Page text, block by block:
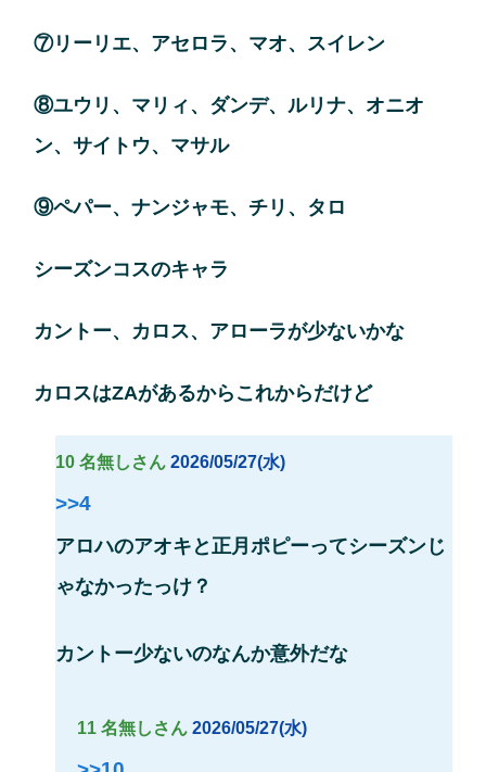
⑦リーリエ、アセロラ、マオ、スイレン
⑧ユウリ、マリィ、ダンデ、ルリナ、オニオ
ン、サイトウ、マサル
⑨ペパー、ナンジャモ、チリ、タロ
シーズンコスのキャラ
カントー、カロス、アローラが少ないかな
カロスはZAがあるからこれからだけど
10 名無しさん 2026/05/27(水)
>>4
アロハのアオキと正月ポピーってシーズンじ
ゃなかったっけ？
カントー少ないのなんか意外だな
11 名無しさん 2026/05/27(水)